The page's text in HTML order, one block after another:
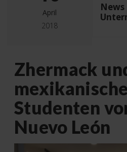
April
2018
News
Zhermack
Studenten
Nuevo León